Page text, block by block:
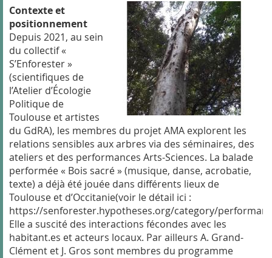
Contexte et
positionnement
Depuis 2021, au sein
du collectif «
S’Enforester »
(scientifiques de
l’Atelier d’Écologie
Politique de
Toulouse et artistes
du GdRA), les membres du projet AMA explorent les
relations sensibles aux arbres via des séminaires, des
ateliers et des performances Arts-Sciences. La balade
performée « Bois sacré » (musique, danse, acrobatie,
texte) a déjà été jouée dans différents lieux de
Toulouse et d’Occitanie(voir le détail ici :
https://senforester.hypotheses.org/category/
Elle a suscité des interactions fécondes avec les
habitant.es et acteurs locaux. Par ailleurs A. Grand-
Clément et J. Gros sont membres du programme